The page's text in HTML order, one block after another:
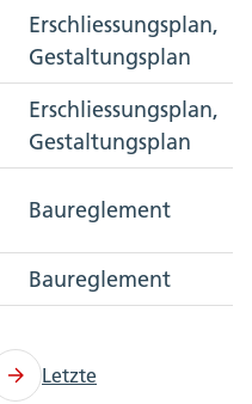
Erschliessungsplan,
Gestaltungsplan
Erschliessungsplan,
Gestaltungsplan
Baureglement
Baureglement
Letzte